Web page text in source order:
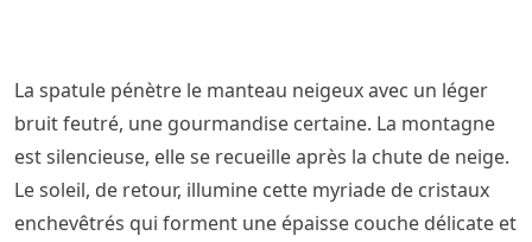
La spatule pénètre le manteau neigeux avec un léger
bruit feutré, une gourmandise certaine. La montagne
est silencieuse, elle se recueille après la chute de neige.
Le soleil, de retour, illumine cette myriade de cristaux
enchevêtrés qui forment une épaisse couche délicate et